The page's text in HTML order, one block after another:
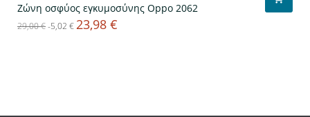
Ζώνη οσφύος εγκυμοσύνης Oppo 2062
Κανονική
29,00 €-5,02 € Τιμή
23,98 €